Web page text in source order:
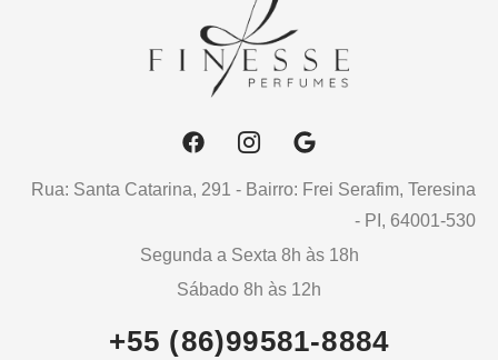
Rua: Santa Catarina, 291 - Bairro: Frei Serafim, Teresina
- PI, 64001-530
Segunda a Sexta 8h às 18h
Sábado 8h às 12h
+55 (86)99581-8884